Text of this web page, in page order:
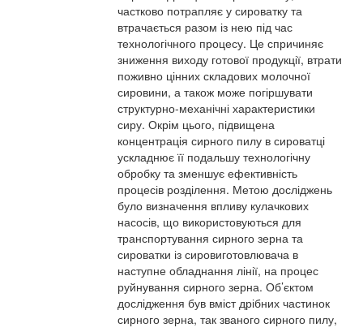
частково потрапляє у сироватку та
втрачається разом із нею під час
технологічного процесу. Це спричиняє
зниження виходу готової продукції, втрати
поживно цінних складових молочної
сировини, а також може погіршувати
структурно-механічні характеристики
сиру. Окрім цього, підвищена
концентрація сирного пилу в сироватці
ускладнює її подальшу технологічну
обробку та зменшує ефективність
процесів розділення. Метою досліджень
було визначення впливу кулачкових
насосів, що використовуються для
транспортування сирного зерна та
сироватки із сировиготовлювача в
наступне обладнання лінії, на процес
руйнування сирного зерна. Об’єктом
дослідження був вміст дрібних частинок
сирного зерна, так званого сирного пилу,